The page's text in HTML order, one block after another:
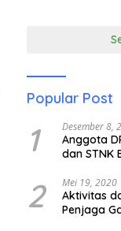
Popular Post
1 Desember 8,
Anggota
dan STNK
2 Mei 19, 2020
Aktivitas
Penjaga